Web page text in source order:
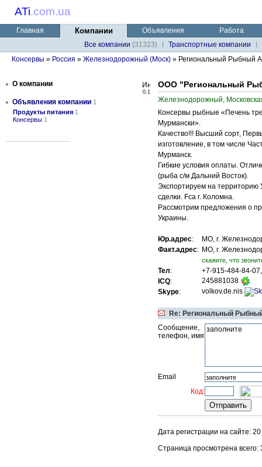
ATi.com.ua
Главная Компании Объявления
Работа
Все компании (31323)
Транспортные компании
Консервы » Россия » Железнодорожный (Моск) » Региональный Рыбный
• О компании
• Объявления компании 1
Продукты питания 1
Консервы 1
0.1
ООО "Региональный
Железнодорожный,
Консервы рыбные «Печень
Мурмански».
Качество!!! Высший сорт,
изготовление, в том числе
Мурманск.
Гибкие условия оплаты.
(рыба с/м Дальний Восток).
Экспортируем на
сделки. Fca г. Коломна.
Рассмотрим предложения о
Украины.
Юр.адрес:
МО, г.
Факт.адрес: МО, г.
cкажите, что
Тел:
+7-915-484-84-
ICQ:
245881038
Skype: volkov.de.nis
Re: Региональный
Сообщение,
телефон, имя
Email
Код:
Дата регистрации на сайте:
Страница просмотрена всего: